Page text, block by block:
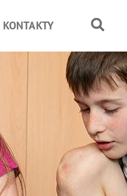
KONTAKTY